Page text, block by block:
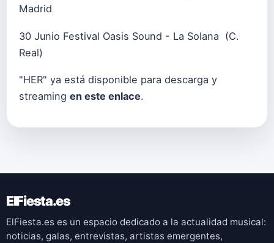
Madrid
30 Junio Festival Oasis Sound - La Solana (C.
Real)
"HER" ya está disponible para descarga y
streaming en este enlace.
ElFiesta.es
ElFiesta.es es un espacio dedicado a la actualidad musical:
noticias, galas, entrevistas, artistas emergentes,